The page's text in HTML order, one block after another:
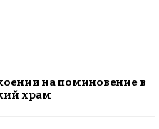
на поминовение в
храм